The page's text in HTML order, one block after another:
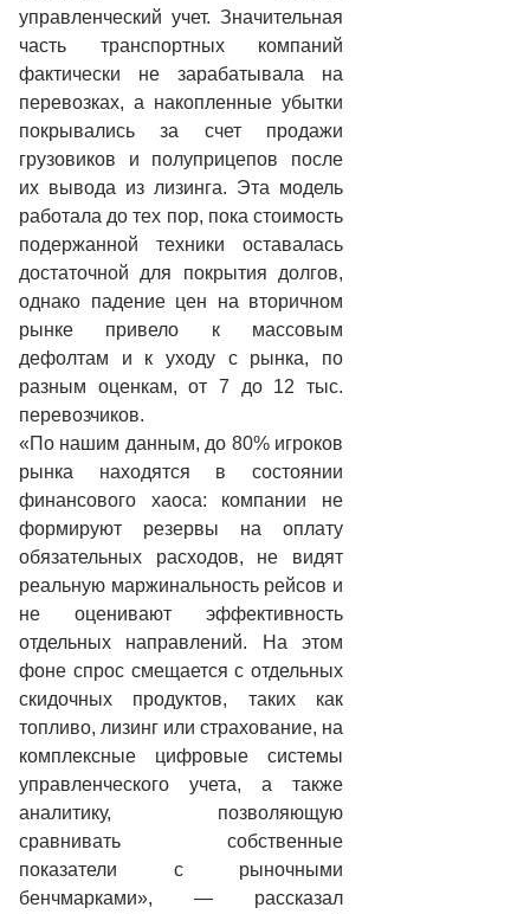
управленческий учет. Значительная
часть транспортных компаний
фактически не зарабатывала на
перевозках, а накопленные убытки
покрывались за счет продажи
грузовиков и полуприцепов после
их вывода из лизинга. Эта модель
работала до тех пор, пока стоимость
подержанной техники оставалась
достаточной для покрытия долгов,
однако падение цен на вторичном
рынке привело к массовым
дефолтам и к уходу с рынка, по
разным оценкам, от 7 до 12 тыс.
перевозчиков.
«По нашим данным, до 80% игроков
рынка находятся в состоянии
финансового хаоса: компании не
формируют резервы на оплату
обязательных расходов, не видят
реальную маржинальность рейсов и
не оценивают эффективность
отдельных направлений. На этом
фоне спрос смещается с отдельных
скидочных продуктов, таких как
топливо, лизинг или страхование, на
комплексные цифровые системы
управленческого учета, а также
аналитику, позволяющую
сравнивать собственные
показатели с рыночными
бенчмарками», — рассказал